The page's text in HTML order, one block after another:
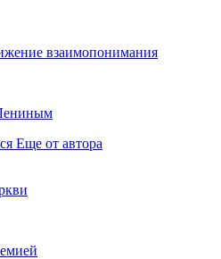
взаимопонимания
Еще от автора